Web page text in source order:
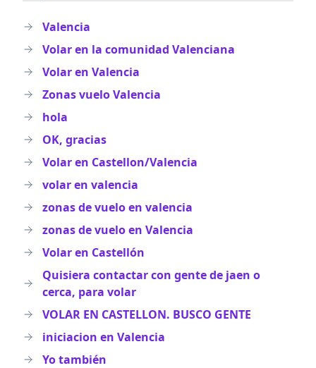
Valencia
Volar en la comunidad Valenciana
Volar en Valencia
Zonas vuelo Valencia
hola
OK, gracias
Volar en Castellon/Valencia
volar en valencia
zonas de vuelo en valencia
zonas de vuelo en Valencia
Volar en Castellón
Quisiera contactar con gente de jaen o
cerca, para volar
VOLAR EN CASTELLON. BUSCO GENTE
iniciacion en Valencia
Yo también